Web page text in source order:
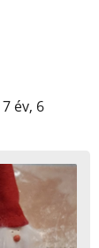
7 év, 6